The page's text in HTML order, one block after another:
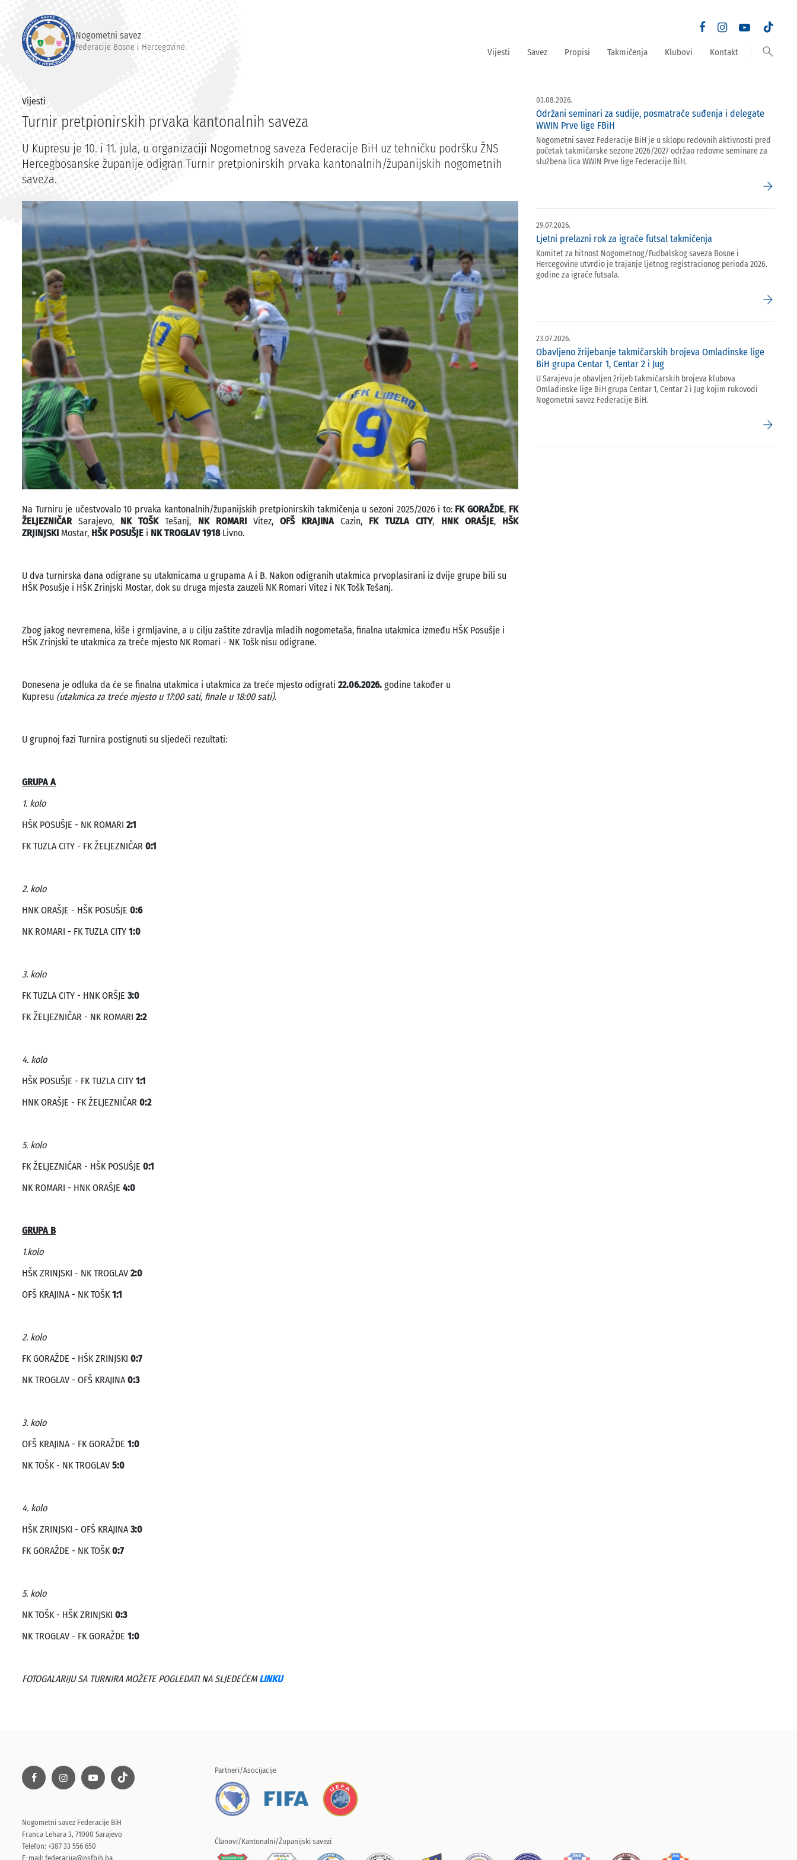
Nogometni savez
Federacije Bosne i Hercegovine Vijesti Savez Propisi Takmičenja Klubovi Kontakt search
Vijesti
Turnir pretpionirskih prvaka kantonalnih saveza
U Kupresu je 10. i 11. jula, u organizaciji Nogometnog saveza Federacije BiH uz tehničku podršku ŽNS
Hercegbosanske županije odigran Turnir pretpionirskih prvaka kantonalnih/županijskih nogometnih
saveza.
Na Turniru je učestvovalo 10 prvaka kantonalnih/županijskih pretpionirskih takmičenja u sezoni 2025/2026 i to: FK GORAŽDE, FK
ŽELJEZNIČARSarajevo, NK TOŠKTešanj, NK ROMARI Vitez, OFŠ KRAJINACazin, FK TUZLA CITY, HNK ORAŠJE, HŠK
ZRJINJSKI Mostar, HŠK POSUŠJE i NK TROGLAV 1918 Livno.
U dva turnirska dana odigrane su utakmicama u grupama A i B. Nakon odigranih utakmica prvoplasirani iz dvije grupe bili su
HŠK Posušje i HŠK Zrinjski Mostar, dok su druga mjesta zauzeli NK Romari Vitez i NK Tošk Tešanj.
Zbog jakog nevremena, kiše i grmljavine, a u cilju zaštite zdravlja mladih nogometaša, finalna utakmica između HŠK Posušje i
HŠK Zrinjski te utakmica za treće mjesto NK Romari - NK Tošk nisu odigrane.
Donesena je odluka da će se finalna utakmica i utakmica za treće mjesto odigrati 22.06.2026. godine također u
Kupresu (utakmica za treće mjesto u 17:00 sati, finale u 18:00 sati).
U grupnoj fazi Turnira postignuti su sljedeći rezultati:
GRUPA A
1. kolo
HŠK POSUŠJE - NK ROMARI 2:1
FK TUZLA CITY - FK ŽELJEZNIČAR 0:1
2. kolo
HNK ORAŠJE - HŠK POSUŠJE 0:6
NK ROMARI - FK TUZLA CITY 1:0
3. kolo
FK TUZLA CITY - HNK ORŠJE 3:0
FK ŽELJEZNIČAR - NK ROMARI 2:2
4. kolo
HŠK POSUŠJE - FK TUZLA CITY 1:1
HNK ORAŠJE - FK ŽELJEZNIČAR 0:2
5. kolo
FK ŽELJEZNIČAR - HŠK POSUŠJE 0:1
NK ROMARI - HNK ORAŠJE 4:0
GRUPA B
1.kolo
HŠK ZRINJSKI - NK TROGLAV 2:0
OFŠ KRAJINA - NK TOŠK 1:1
2. kolo
FK GORAŽDE - HŠK ZRINJSKI 0:7
NK TROGLAV - OFŠ KRAJINA 0:3
3. kolo
OFŠ KRAJINA - FK GORAŽDE 1:0
NK TOŠK - NK TROGLAV 5:0
4. kolo
HŠK ZRINJSKI - OFŠ KRAJINA 3:0
FK GORAŽDE - NK TOŠK 0:7
5. kolo
NK TOŠK - HŠK ZRINJSKI 0:3
NK TROGLAV - FK GORAŽDE 1:0
FOTOGALARIJU SA TURNIRA MOŽETE POGLEDATI NA SLJEDEĆEMLINKU
03.08.2026.
Održani seminari za sudije, posmatrače suđenja i delegate
WWIN Prve lige FBiH
Nogometni savez Federacije BiH je u sklopu redovnih aktivnosti pred
početak takmičarske sezone 2026/2027 održao redovne seminare za
službena lica WWIN Prve lige Federacije BiH.
arrow_forward
29.07.2026.
Ljetni prelazni rok za igrače futsal takmičenja
Komitet za hitnost Nogometnog/Fudbalskog saveza Bosne i
Hercegovine utvrdio je trajanje ljetnog registracionog perioda 2026.
godine za igrače futsala.
arrow_forward
23.07.2026.
Obavljeno žrijebanje takmičarskih brojeva Omladinske lige
BiH grupa Centar 1, Centar 2 i Jug
U Sarajevu je obavljen žrijeb takmičarskih brojeva klubova
Omladinske lige BiH grupa Centar 1, Centar 2 i Jug kojim rukovodi
Nogometni savez Federacije BiH.
arrow_forward
Nogometni savez Federacije BiH
Franca Lehara 3, 71000 Sarajevo
Telefon: +387 33 556 650
E-mail: federacija@nsfbih.ba
Partneri/Asocijacije
Članovi/Kantonalni/Županijski savezi